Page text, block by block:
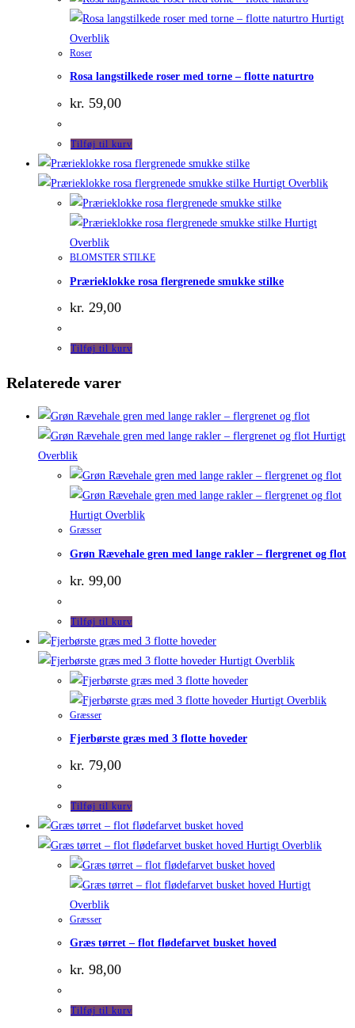
Hurtigt
Overblik
Roser
Rosa langstilkede roser med torne – flotte naturtro
kr. 59,00
Tilføj til kurv
Hurtigt Overblik
Hurtigt
Overblik
BLOMSTER STILKE
Prærieklokke rosa flergrenede smukke stilke
kr. 29,00
Tilføj til kurv
Relaterede varer
Hurtigt
Overblik
Hurtigt Overblik
Græsser
Grøn Rævehale gren med lange rakler – flergrenet og flot
kr. 99,00
Tilføj til kurv
Hurtigt Overblik
Hurtigt Overblik
Græsser
Fjerbørste græs med 3 flotte hoveder
kr. 79,00
Tilføj til kurv
Hurtigt Overblik
Hurtigt
Overblik
Græsser
Græs tørret – flot flødefarvet busket hoved
kr. 98,00
Tilføj til kurv